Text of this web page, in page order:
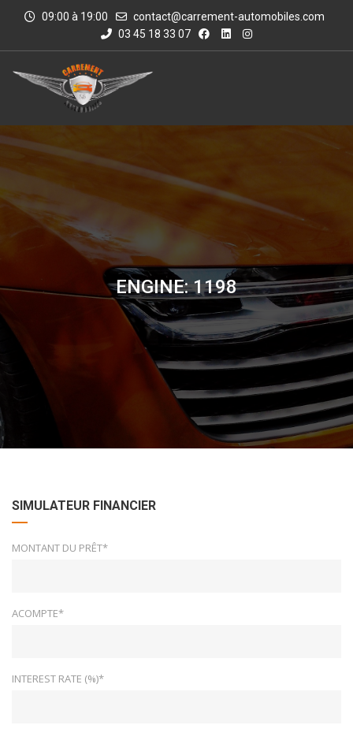
09:00 à 19:00
contact@carrement-automobiles.com
03 45 18 33 07
ENGINE: 1198
SIMULATEUR FINANCIER
MONTANT DU PRÊT*
ACOMPTE*
INTEREST RATE (%)*